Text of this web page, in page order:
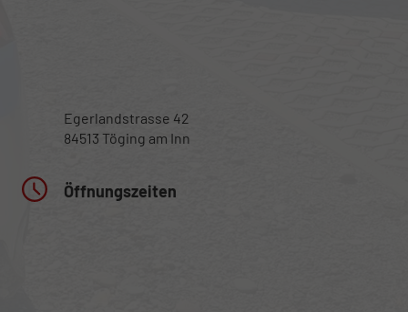
Egerlandstrasse 42
84513 Töging am Inn
Öffnungszeiten